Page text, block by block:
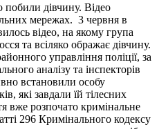
побили дівчину. Відео
мережах. 3 червня в
відео, на якому група
та всіляко ображає дівчину.
управління поліції, за
аналізу та інспекторів
встановили особу
які завдали їй тілесних
вже розпочато кримінальне
296 Кримінального кодексу